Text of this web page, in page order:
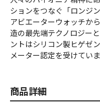
ションをつなぐ「ロンジ
アビエーターウォッチか
造の最先端テクノロジー
ントはシリコン製ヒゲゼ
メーター認定を受けていま
商品詳細